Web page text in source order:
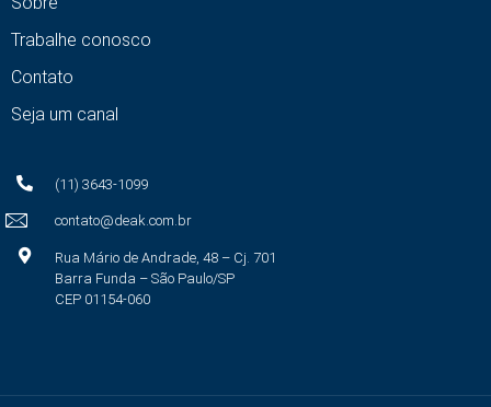
Trabalhe conosco
Contato
Seja um canal
(11) 3643-1099
contato@deak.com.br
Rua Mário de Andrade, 48 – Cj. 701
Barra Funda – São Paulo/SP
CEP 01154-060